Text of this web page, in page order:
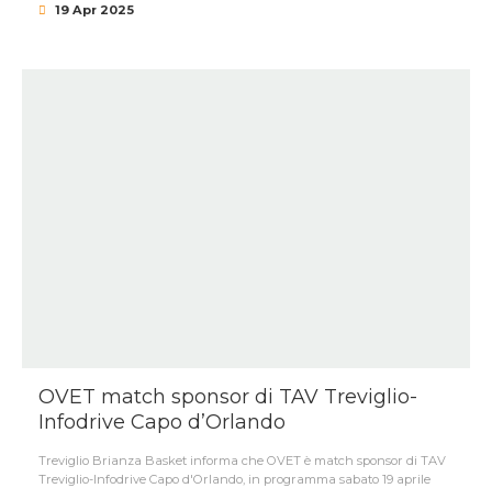
19 Apr 2025
OVET match sponsor di TAV Treviglio-
Infodrive Capo d’Orlando
Treviglio Brianza Basket informa che OVET è match sponsor di TAV
Treviglio-Infodrive Capo d'Orlando, in programma sabato 19 aprile